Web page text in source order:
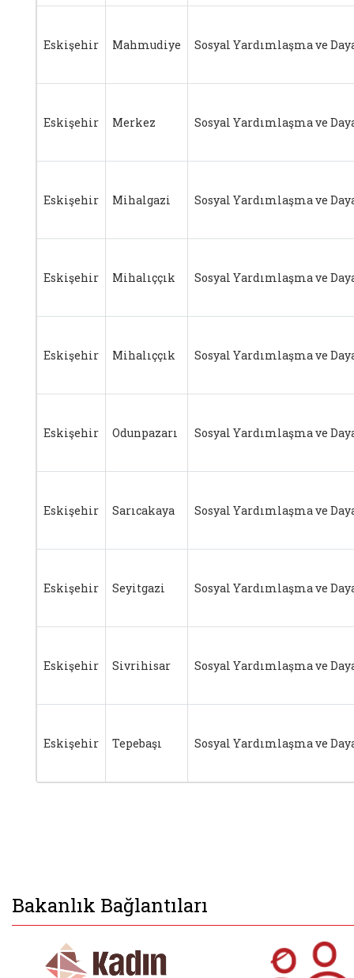
Eskişehir Mahmudiye Sosyal Yardımlaşma ve
Eskişehir Merkez Sosyal Yardımlaşma ve
Eskişehir Mihalgazi Sosyal Yardımlaşma ve
Eskişehir Mihalıççık Sosyal Yardımlaşma ve
Eskişehir Mihalıççık Sosyal Yardımlaşma ve
Eskişehir Odunpazarı Sosyal Yardımlaşma ve
Eskişehir Sarıcakaya Sosyal Yardımlaşma ve
Eskişehir Seyitgazi Sosyal Yardımlaşma ve
Eskişehir Sivrihisar Sosyal Yardımlaşma ve
Eskişehir Tepebaşı Sosyal Yardımlaşma ve
Bakanlık Bağlantıları